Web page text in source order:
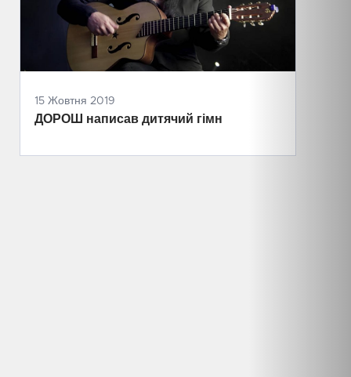
15 Жовтня 2019
ДОРОШ написав дитячий гімн